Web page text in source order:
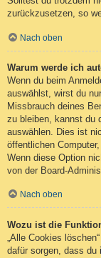
zurückzusetzen, so
Nach oben
Warum werde ich
Wenn du beim
auswählst, wirst du
Missbrauch deines
zu bleiben, kannst du
auswählen. Dies ist
öffentlichen
Wenn diese Option
von der Board-
Nach oben
Wozu ist die
„Alle Cookies
dafür sorgen, dass du